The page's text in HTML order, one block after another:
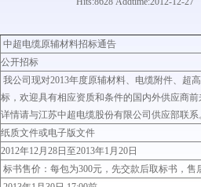
中超电缆原辅材料招标通告
公开招标
我公司现对2013年度原辅材料、电缆附件、超
标，欢迎具有相应资质和条件的国内外供应商前
详情请与江苏中超电缆股份有限公司供应部联系
纸质文件或电子版文件
2012年12月28日至2013年1月20日
标书售价：每包为300元，先交款后取标书，售